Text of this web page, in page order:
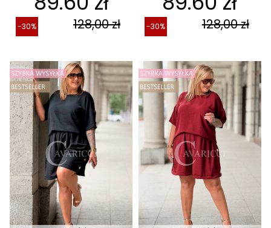
128,00 zł
-30% 128,00 zł
-30%